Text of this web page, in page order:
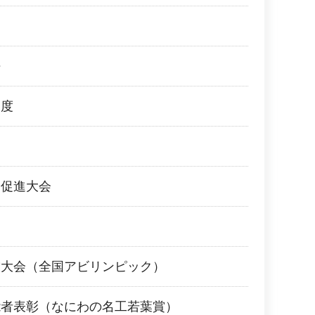
進大会
会（全国アビリンピック）
表彰（なにわの名工若葉賞）